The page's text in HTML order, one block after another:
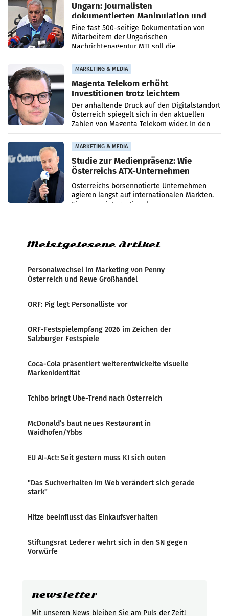
Ungarn: Journalisten
dokumentierten Manipulation und
Zensur
Eine fast 500-seitige Dokumentation von
Mitarbeitern der Ungarischen
Nachrichtenagentur MTI soll die
systematische Nachrichten-Manipulation und
Zensur bei der Agentur während der Zeit
MARKETING & MEDIA
Magenta Telekom erhöht
Investitionen trotz leichtem
Umsatzrückgang
Der anhaltende Druck auf den Digitalstandort
Österreich spiegelt sich in den aktuellen
Zahlen von Magenta Telekom wider. In den
ersten sechs Monaten des laufenden Jahres
verzeichnete
MARKETING & MEDIA
Studie zur Medienpräsenz: Wie
Österreichs ATX-Unternehmen
international wahrgenommen
werden
Österreichs börsennotierte Unternehmen
agieren längst auf internationalen Märkten.
Eine neue internationale
Medienresonanzanalyse untersucht die
Meistgelesene Artikel
Personalwechsel im Marketing von Penny
Österreich und Rewe Großhandel
ORF: Pig legt Personalliste vor
ORF-Festspielempfang 2026 im Zeichen der
Salzburger Festspiele
Coca-Cola präsentiert weiterentwickelte visuelle
Markenidentität
Tchibo bringt Ube-Trend nach Österreich
McDonald’s baut neues Restaurant in
Waidhofen/Ybbs
EU AI-Act: Seit gestern muss KI sich outen
"Das Suchverhalten im Web verändert sich gerade
stark"
Hitze beeinflusst das Einkaufsverhalten
Stiftungsrat Lederer wehrt sich in den SN gegen
Vorwürfe
newsletter
Mit unseren News bleiben Sie am Puls der Zeit!